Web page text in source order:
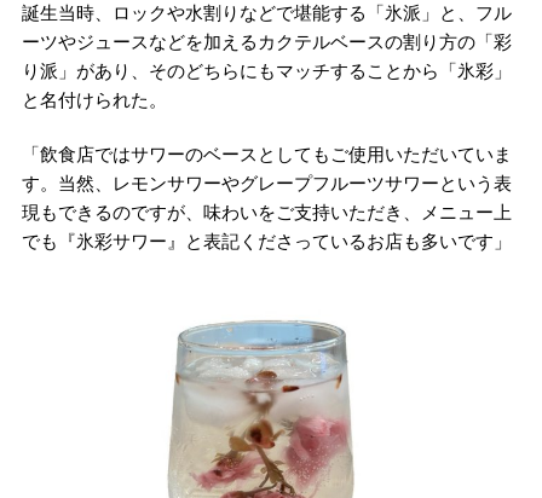
誕生当時、ロックや水割りなどで堪能する「氷派」と、フル
ーツやジュースなどを加えるカクテルベースの割り方の「彩
り派」があり、そのどちらにもマッチすることから「氷彩」
と名付けられた。
「飲食店ではサワーのベースとしてもご使用いただいていま
す。当然、レモンサワーやグレープフルーツサワーという表
現もできるのですが、味わいをご支持いただき、メニュー上
でも『氷彩サワー』と表記くださっているお店も多いです」